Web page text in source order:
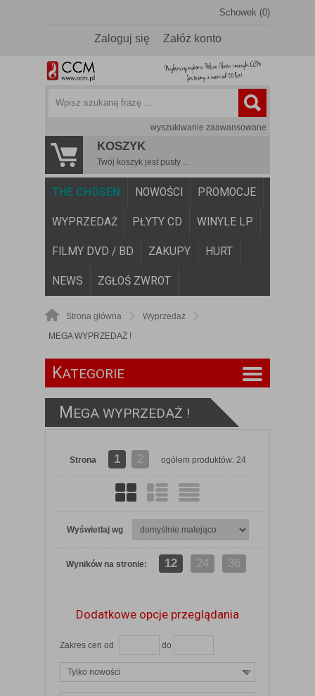
Schowek (0)
Zaloguj się Załóż konto
wyszukiwanie zaawansowane
KOSZYK
Twój koszyk jest pusty ...
THE CHOSEN NOWOŚCI PROMOCJE
WYPRZEDAŻ PŁYTY CD WINYLE LP
FILMY DVD / BD ZAKUPY HURT
NEWS ZGŁOŚ ZWROT
Strona główna
Wyprzedaż
MEGA WYPRZEDAŻ !
KATEGORIE
MEGA WYPRZEDAŻ !
Strona 1 2 ogółem produktów: 24
Wyświetlaj wg
Wyników na stronie: 12 24 36
Dodatkowe opcje przeglądania
Zakres cen od do
Tylko nowości